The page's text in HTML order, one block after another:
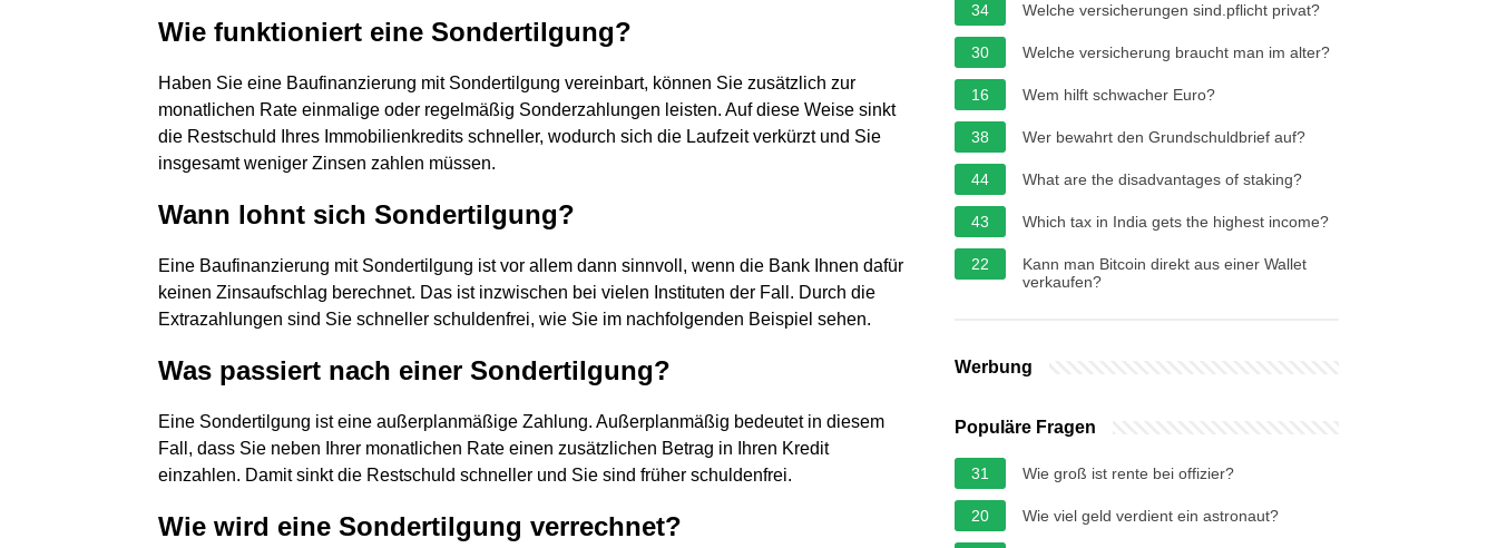
Wie funktioniert eine Sondertilgung?
Haben Sie eine Baufinanzierung mit Sondertilgung vereinbart, können Sie zusätzlich zur
monatlichen Rate einmalige oder regelmäßig Sonderzahlungen leisten. Auf diese Weise sinkt
die Restschuld Ihres Immobilienkredits schneller, wodurch sich die Laufzeit verkürzt und Sie
insgesamt weniger Zinsen zahlen müssen.
Wann lohnt sich Sondertilgung?
Eine Baufinanzierung mit Sondertilgung ist vor allem dann sinnvoll, wenn die Bank Ihnen dafür
keinen Zinsaufschlag berechnet. Das ist inzwischen bei vielen Instituten der Fall. Durch die
Extrazahlungen sind Sie schneller schuldenfrei, wie Sie im nachfolgenden Beispiel sehen.
Was passiert nach einer Sondertilgung?
Eine Sondertilgung ist eine außerplanmäßige Zahlung. Außerplanmäßig bedeutet in diesem
Fall, dass Sie neben Ihrer monatlichen Rate einen zusätzlichen Betrag in Ihren Kredit
einzahlen. Damit sinkt die Restschuld schneller und Sie sind früher schuldenfrei.
Wie wird eine Sondertilgung verrechnet?
34
Welche versicherungen sind.pflicht privat?
30 Welche versicherung braucht man im alter?
16 Wem hilft schwacher Euro?
38 Wer bewahrt den Grundschuldbrief auf?
44 What are the disadvantages of staking?
43 Which tax in India gets the highest income?
22
Kann man Bitcoin direkt aus einer Wallet
verkaufen?
Werbung
Populäre Fragen
31 Wie groß ist rente bei offizier?
20 Wie viel geld verdient ein astronaut?